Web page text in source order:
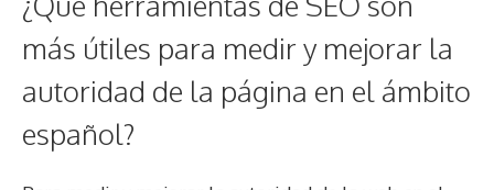
más útiles para medir y mejorar la
autoridad de la página en el ámbito
español?